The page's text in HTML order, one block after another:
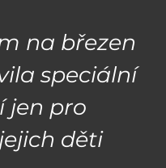
na březen
speciální
jen pro
děti